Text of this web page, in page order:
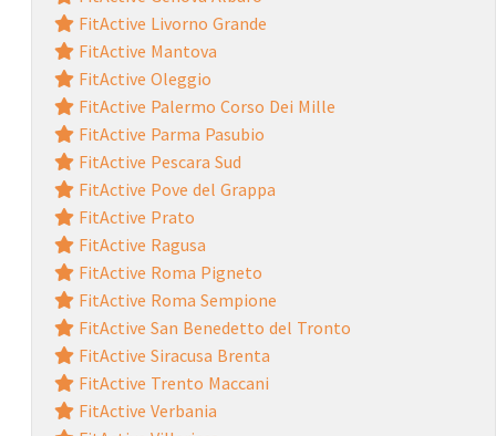
FitActive Livorno Grande
FitActive Mantova
FitActive Oleggio
FitActive Palermo Corso Dei Mille
FitActive Parma Pasubio
FitActive Pescara Sud
FitActive Pove del Grappa
FitActive Prato
FitActive Ragusa
FitActive Roma Pigneto
FitActive Roma Sempione
FitActive San Benedetto del Tronto
FitActive Siracusa Brenta
FitActive Trento Maccani
FitActive Verbania